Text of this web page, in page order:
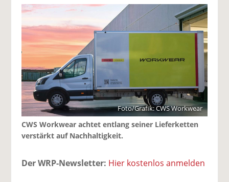
Foto/Grafik: CWS Workwear
CWS Workwear achtet entlang seiner Lieferketten
verstärkt auf Nachhaltigkeit.
Der WRP-Newsletter: Hier kostenlos anmelden